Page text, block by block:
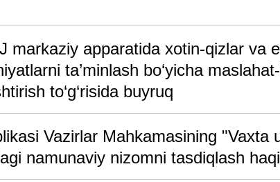
markaziy apparatida xotin-qizlar va
ta’minlash bo‘yicha
to‘g‘risida buyruq
Vazirlar Mahkamasining "Vaxta
namunaviy nizomni tasdiqlash